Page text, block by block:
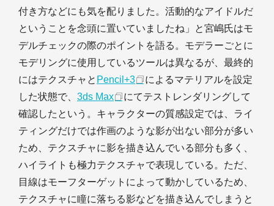
付き方などにも気を配りました。活動的なアイドルだ
ということを念頭に置いていましたね」と宮嶋氏はモ
デルチェックの際のポイントを語る。モデラーごとに
モデリングに使用しているツールは異なるが、最終的
にはテクスチャと Pencil+3
によるマテリアルを設定
した状態で、 3ds Max
にてテストレンダリングして
確認したという。キャラクターの質感設定では、ライ
ティングだけでは作画のような影が出ない部分が多い
ため、テクスチャに影を描き込んでいる部分も多く、
ハイライトも極力テクスチャで表現している。ただ、
目線はモーフターゲットによって動かしているため、
テクスチャに瞳に落ちる影などを描き込んでしまうと